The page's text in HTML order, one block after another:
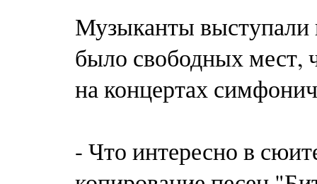
Музыканты выступали
было свободных мест,
на концертах
- Что интересно в